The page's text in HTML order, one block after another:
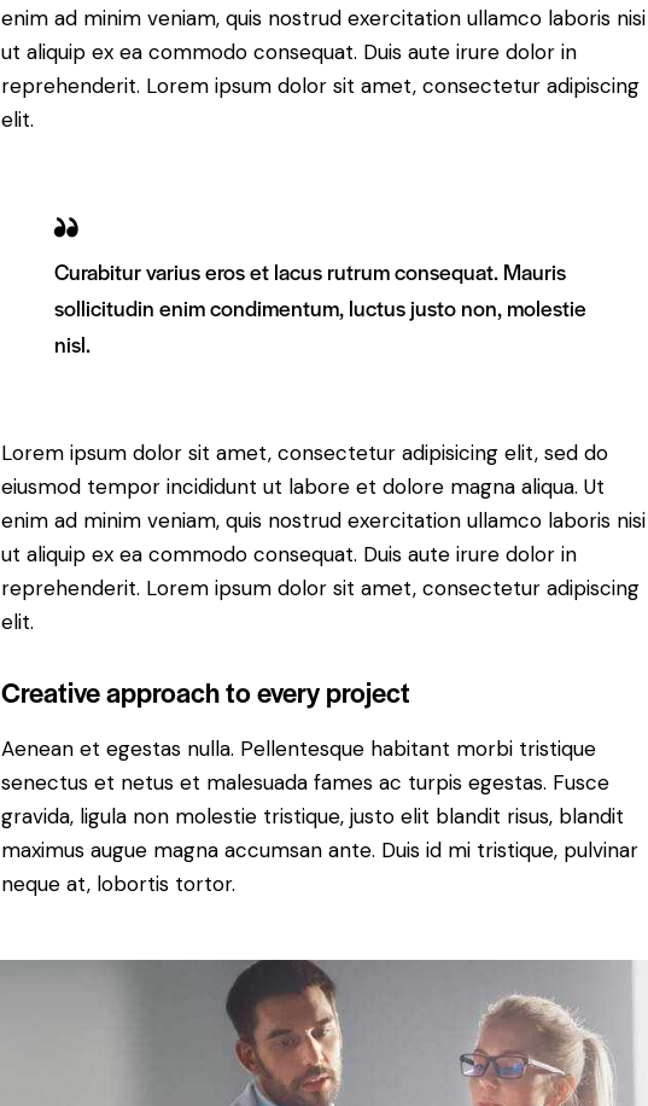
enim ad minim veniam, quis nostrud exercitation ullamco laboris nisi
ut aliquip ex ea commodo consequat. Duis aute irure dolor in
reprehenderit. Lorem ipsum dolor sit amet, consectetur adipiscing
elit.
Curabitur varius eros et lacus rutrum consequat. Mauris
sollicitudin enim condimentum, luctus justo non, molestie
nisl.
Lorem ipsum dolor sit amet, consectetur adipisicing elit, sed do
eiusmod tempor incididunt ut labore et dolore magna aliqua. Ut
enim ad minim veniam, quis nostrud exercitation ullamco laboris nisi
ut aliquip ex ea commodo consequat. Duis aute irure dolor in
reprehenderit. Lorem ipsum dolor sit amet, consectetur adipiscing
elit.
Creative approach to every project
Aenean et egestas nulla. Pellentesque habitant morbi tristique
senectus et netus et malesuada fames ac turpis egestas. Fusce
gravida, ligula non molestie tristique, justo elit blandit risus, blandit
maximus augue magna accumsan ante. Duis id mi tristique, pulvinar
neque at, lobortis tortor.